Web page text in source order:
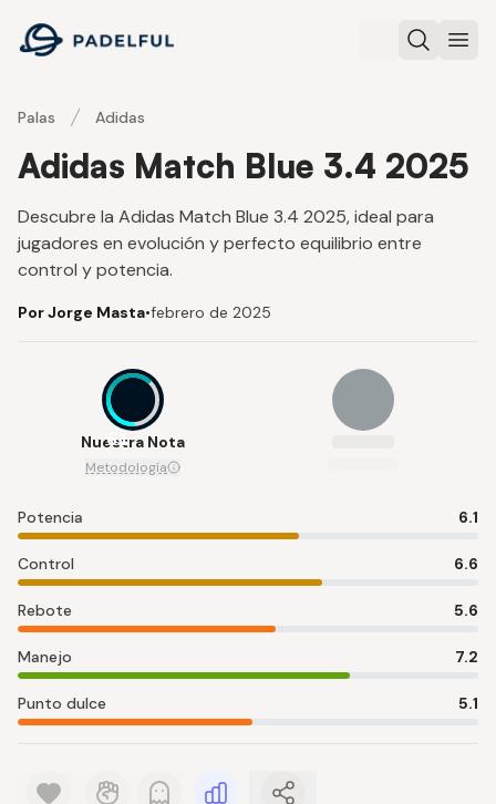
Padelful
Buscar
Palas Adidas
Adidas Match Blue 3.4 2025
Descubre la Adidas Match Blue 3.4 2025, ideal para
jugadores en evolución y perfecto equilibrio entre
control y potencia.
Por Jorge Masta•febrero de 2025
6.1
Nuestra Nota
Metodología
Potencia 6.1
Control 6.6
Rebote 5.6
Manejo 7.2
Punto dulce 5.1